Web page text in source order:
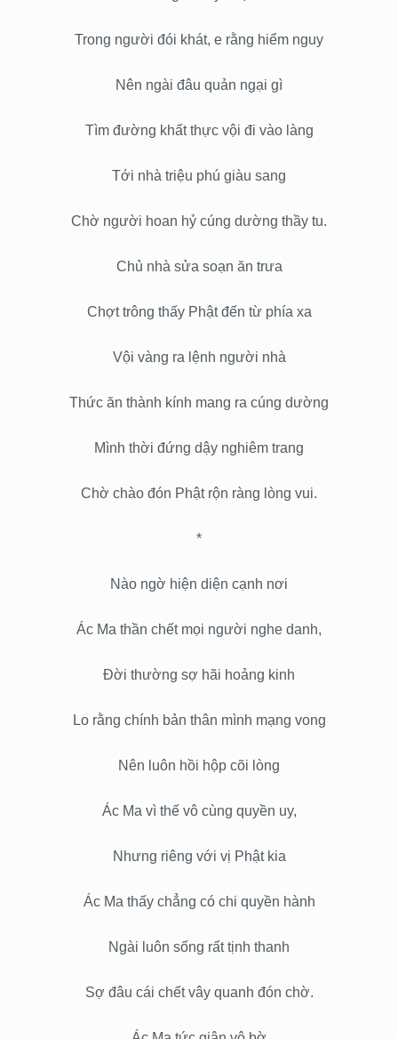
Trong người đói khát, e rằng hiểm nguy
Nên ngài đâu quản ngại gì
Tìm đường khất thực vội đi vào làng
Tới nhà triệu phú giàu sang
Chờ người hoan hỷ cúng dường thầy tu.
Chủ nhà sửa soạn ăn trưa
Chợt trông thấy Phật đến từ phía xa
Vội vàng ra lệnh người nhà
Thức ăn thành kính mang ra cúng dường
Mình thời đứng dậy nghiêm trang
Chờ chào đón Phật rộn ràng lòng vui.
*
Nào ngờ hiện diện cạnh nơi
Ác Ma thần chết mọi người nghe danh,
Đời thường sợ hãi hoảng kinh
Lo rằng chính bản thân mình mạng vong
Nên luôn hồi hộp cõi lòng
Ác Ma vì thế vô cùng quyền uy,
Nhưng riêng với vị Phật kia
Ác Ma thấy chẳng có chi quyền hành
Ngài luôn sống rất tịnh thanh
Sợ đâu cái chết vây quanh đón chờ.